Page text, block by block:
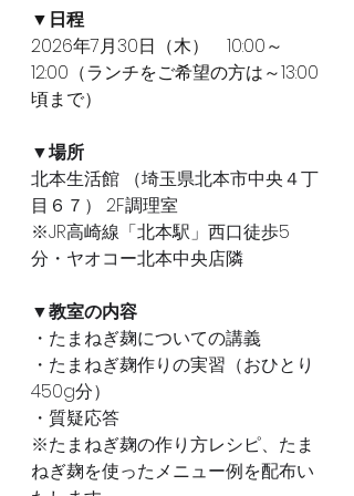
▼日程
2026年7月30日（木）　10:00～
12:00（ランチをご希望の方は～13:00
頃まで）
▼場所
北本生活館 （埼玉県北本市中央４丁
目６７） 2F調理室
※JR高崎線「北本駅」西口徒歩5
分・ヤオコー北本中央店隣
▼教室の内容
・たまねぎ麹についての講義
・たまねぎ麹作りの実習（おひとり
450g分）
・質疑応答
※たまねぎ麹の作り方レシピ、たま
ねぎ麹を使ったメニュー例を配布い